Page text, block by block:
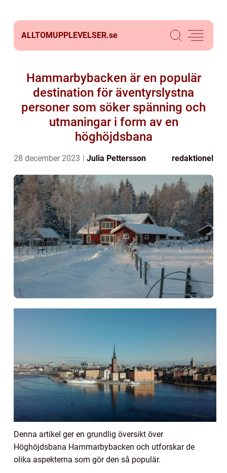
ALLTOMUPPLEVELSER.se
Hammarbybacken är en populär
destination för äventyrslystna
personer som söker spänning och
utmaningar i form av en
höghöjdsbana
28 december 2023 Julia Pettersson redaktionel
Denna artikel ger en grundlig översikt över
Höghöjdsbana Hammarbybacken och utforskar de
olika aspekterna som gör den så populär.